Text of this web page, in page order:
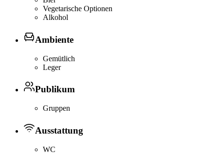
Vegetarische Optionen
Alkohol
Ambiente
Gemütlich
Leger
Publikum
Gruppen
Ausstattung
WC